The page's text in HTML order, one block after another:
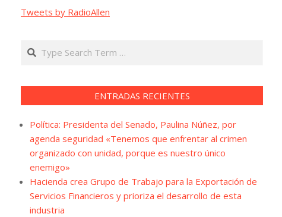
Tweets by RadioAllen
Search
ENTRADAS RECIENTES
Política: Presidenta del Senado, Paulina Núñez, por
agenda seguridad «Tenemos que enfrentar al crimen
organizado con unidad, porque es nuestro único
enemigo»
Hacienda crea Grupo de Trabajo para la Exportación de
Servicios Financieros y prioriza el desarrollo de esta
industria